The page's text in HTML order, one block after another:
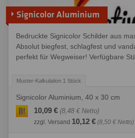
Signicolor Aluminium
Bedruckte Signicolor Schilder aus
Absolut biegfest, schlagfest und
perfekt für Wegweiser! Verfügbare
Signicolor Aluminium, 40 x 30 cm
10,09 € (8,48 € Netto)
zzgl. Versand 10,12 € (8,50 € Netto)